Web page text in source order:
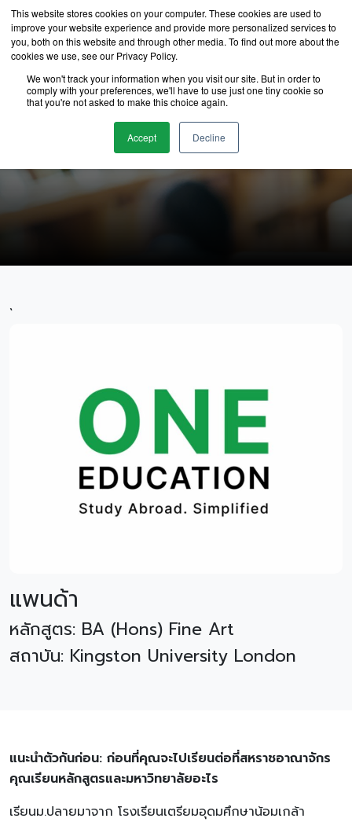
This website stores cookies on your computer. These cookies are used to
improve your website experience and provide more personalized services to
you, both on this website and through other media. To find out more about the
cookies we use, see our Privacy Policy.
We won't track your information when you visit our site. But in order to
comply with your preferences, we'll have to use just one tiny cookie so
that you're not asked to make this choice again.
Accept Decline
นักเรียนของเรา
`
แพนด้า
หลักสูตร: BA (Hons) Fine Art
สถาบัน: Kingston University London
แนะนำตัวกันก่อน: ก่อนที่คุณจะไปเรียนต่อที่สหราชอาณาจักร
คุณเรียนหลักสูตรและมหาวิทยาลัยอะไร
เรียนม.ปลายมาจาก โรงเรียนเตรียมอุดมศึกษาน้อมเกล้า